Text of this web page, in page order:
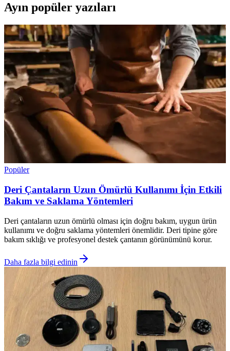
Ayın popüler yazıları
Popüler
Deri Çantaların Uzun Ömürlü Kullanımı İçin Etkili
Bakım ve Saklama Yöntemleri
Deri çantaların uzun ömürlü olması için doğru bakım, uygun ürün
kullanımı ve doğru saklama yöntemleri önemlidir. Deri tipine göre
bakım sıklığı ve profesyonel destek çantanın görünümünü korur.
Daha fazla bilgi edinin